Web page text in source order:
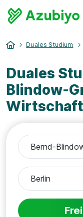
Duales Studium
Duales
Blindow-